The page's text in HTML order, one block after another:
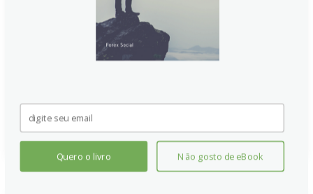
alertas sobre ataques a rotas de navegação no Golfo
Pérsico impulsionaram a demanda por ativos de
refúgio, como o USD. Apesar de dados de inflação
mais altos na Nova Zelândia, que reforçam
Continue lendo
Quero o livro Não gosto de eBook